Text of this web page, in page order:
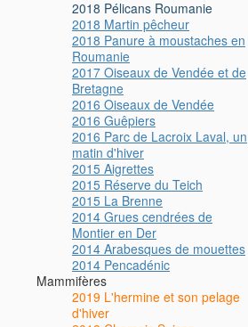
2018 Pélicans Roumanie
2018 Martin pêcheur
2018 Panure à moustaches en
Roumanie
2017 Oiseaux de Vendée et de
Bretagne
2016 Oiseaux de Vendée
2016 Guêpiers
2016 Parc de Lacroix Laval, un
matin d'hiver
2015 Aigrettes
2015 Réserve du Teich
2015 La Brenne
2014 Grues cendrées de
Montier en Der
2014 Arabesques de mouettes
2014 Pencadénic
Mammifères
2019 L'hermine et son pelage
d'hiver